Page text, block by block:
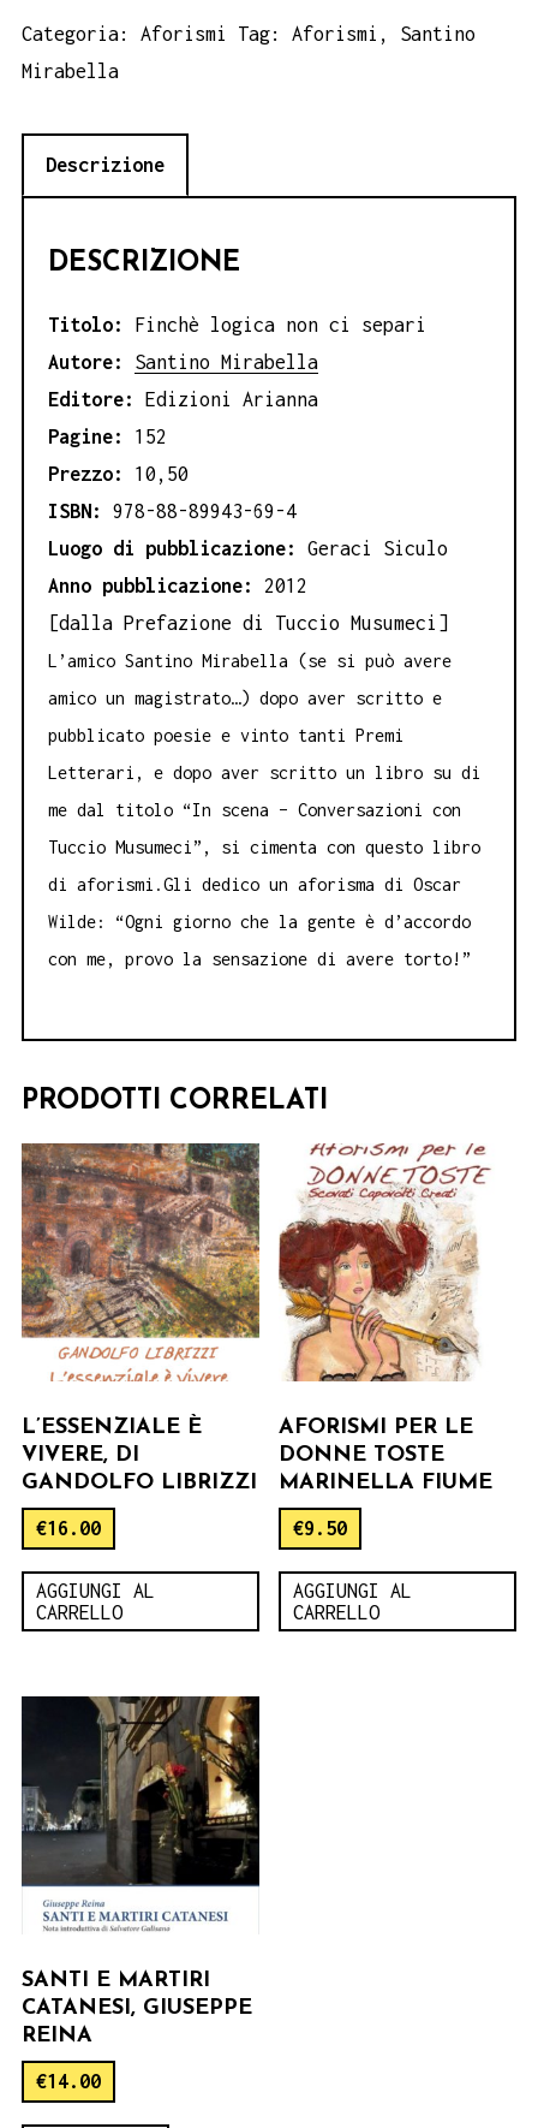
non
ci
Santino
Mirabella
Categoria: Aforismi Tag: Aforismi , Santino
Mirabella
Descrizione
DESCRIZIONE
Titolo: Finchè logica non ci separi
Autore: Santino Mirabella
Editore: Edizioni Arianna
Pagine: 152
Prezzo: 10,50
ISBN: 978-88-89943-69-4
Luogo di pubblicazione: Geraci Siculo
Anno pubblicazione: 2012
[dalla Prefazione di Tuccio Musumeci]
L’amico Santino Mirabella (se si può avere
amico un magistrato…) dopo aver scritto e
pubblicato poesie e vinto tanti Premi
Letterari, e dopo aver scritto un libro su di
me dal titolo “In scena – Conversazioni con
Tuccio Musumeci”, si cimenta con questo libro
di aforismi.Gli dedico un aforisma di Oscar
Wilde: “Ogni giorno che la gente è d’accordo
con me, provo la sensazione di avere torto!”
PRODOTTI CORRELATI
L’ESSENZIALE È
VIVERE, DI
GANDOLFO LIBRIZZI
€16.00
AGGIUNGI AL
CARRELLO
AFORISMI PER LE
DONNE TOSTE
MARINELLA FIUME
€9.50
AGGIUNGI AL
CARRELLO
SANTI E MARTIRI
CATANESI, GIUSEPPE
REINA
€14.00